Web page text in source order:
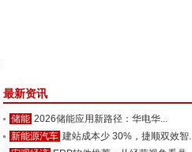
最新资讯
储能 2026储能应用新路径：华电华...
新能源汽车 建站成本少 30%，捷顺双效智